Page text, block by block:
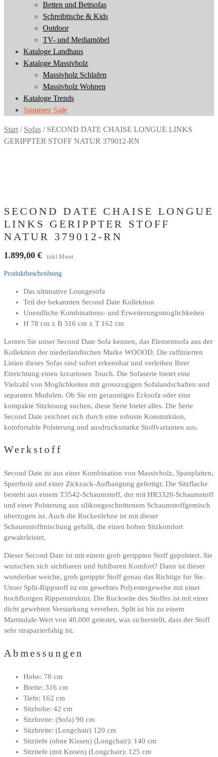
Betten und Bettsofas
Schreibtische & Kids
Outdoor
TV- und Mediamöbel
Kataloge Landhaus
Kataloge Massivholz
Massivholz Schlafen
Massivholz Wohnen
Kataloge Trends
Summer Sale
Start / Sofas / SECOND DATE CHAISE LONGUE LINKS
GERIPPTER STOFF NATUR 379012-RN
SECOND DATE CHAISE LONGUE
LINKS GERIPPTER STOFF
NATUR 379012-RN
1.899,00 € inkl.Mwst.
Produktbeschreibung
Das ultimative Loungesofa
Teil der bekannten Second Date Kollektion
Unendliche Kombinations- und Erweiterungsmoglichkeiten
H 78 cm x B 316 cm x T 162 cm
Lernen Sie unser Second Date Sofa kennen, das Elementsofa aus der
Kollektion der niederlandischen Marke WOOOD. Die raffinierten
Linien dieses Sofas sind sofort erkennbar und verleihen Ihrer
Einrichtung einen luxuriosen Touch. Die Sofaserie bietet eine
Vielzahl von Moglichkeiten mit grosszugigen Sofalandschaften und
separaten Modulen. Ob Sie ein geraumiges Ecksofa oder eine
kompakte Sitzlosung suchen, diese Serie bietet alles. Die Serie
Second Date zeichnet sich durch eine robuste Konstruktion,
komfortable Polsterung und ausdrucksstarke Stoffvarianten aus.
Werkstoff
Second Date ist aus einer Kombination von Massivholz, Spanplatten,
Sperrholz und einer Zickzack-Aufhangung gefertigt. Die Sitzflache
besteht aus einem T3542-Schaumstoff, der mit HR3320-Schaumstoff
und einer Polsterung aus silikongeschnittenem Schaumstoffgemisch
uberzogen ist. Auch die Ruckenlehne ist mit dieser
Schaumstoffmischung gefullt, die einen hohen Sitzkomfort
gewahrleistet.
Dieser Second Date ist mit einem grob gerippten Stoff gepolstert. Sie
wunschen sich sichtbaren und fuhlbaren Komfort? Dann ist dieser
wunderbar weiche, grob gerippte Stoff genau das Richtige fur Sie.
Unser Split-Rippstoff ist ein gewebtes Polyestergewebe mit einer
hochflorigen Rippenstruktur. Die Ruckseite des Stoffes ist mit einer
dicht gewebten Verstarkung versehen. Split ist bis zu einem
Martindale-Wert von 40.000 getestet, was sicherstellt, dass der Stoff
sehr strapazierfahig ist.
Abmessungen
Hohe: 78 cm
Breite: 316 cm
Tiefe: 162 cm
Sitzhohe: 42 cm
Sitzbreite: (Sofa) 90 cm
Sitzbreite: (Longchair) 120 cm
Sitztiefe (ohne Kissen) (Longchair): 140 cm
Sitztiefe (mit Kissen) (Longchair): 125 cm